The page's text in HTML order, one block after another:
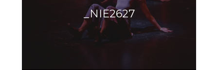
_NIE2627